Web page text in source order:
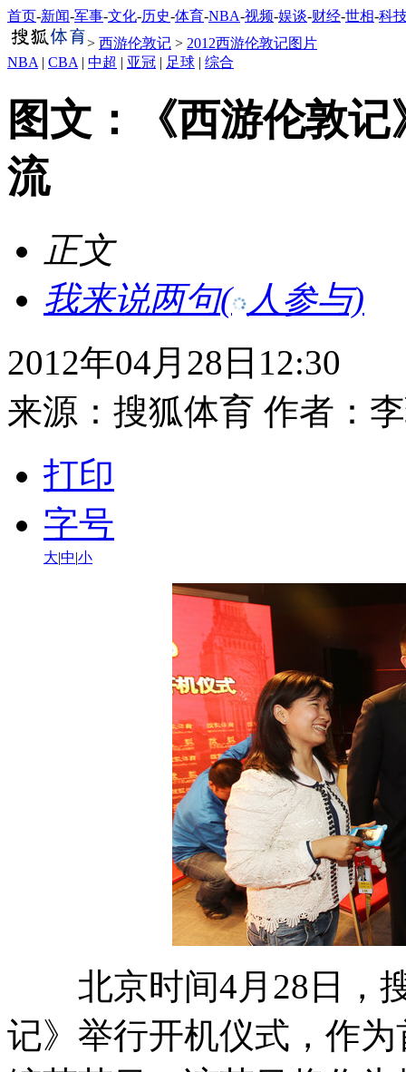
首页-新闻-军事-文化-历史-体育-NBA-视频-娱谈-财经-世相-科
> 西游伦敦记 > 2012西游伦敦记图片
NBA | CBA | 中超 | 亚冠 | 足球 | 综合
图文：《西游伦敦
流
正文
我来说两句( 人参与)
2012年04月28日12:30
来源： 搜狐体育 作者：
打印
字号
大|中|小
北京时间4月28日，搜
记》举行开机仪式，作